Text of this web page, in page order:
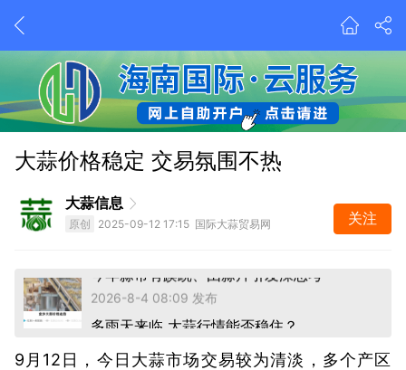
大蒜价格稳定 交易氛围不热
大蒜信息
原创 2025-09-12 17:15 国际大蒜贸易网 关注
2026-8-4 08:09 发布
前天 19:03 发布
多雨天来临 大蒜行情能否稳住？
前天 19:03 发布
9月12日，今日大蒜市场交易较为清淡，多个产区